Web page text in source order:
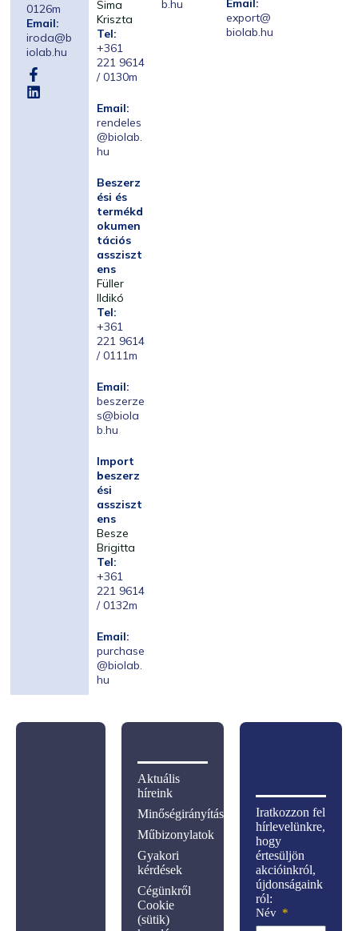
0126m
Email:
iroda@b
iolab.hu
Sima
Kriszta
Tel:
+361
221 9614
/ 0130m
Email:
rendeles
@biolab.
hu
Beszerz
ési és
termékd
okumen
tációs
assziszt
ens
Füller
Ildikó
Tel:
+361
221 9614
/ 0111m
Email:
beszerze
s@biola
b.hu
Import
beszerz
ési
assziszt
ens
Besze
Brigitta
Tel:
+361
221 9614
/ 0132m
Email:
purchase
@biolab.
hu
b.hu
Email:
export@
biolab.hu
Iratkozzon fel
hírlevelünkre,
hogy
értesüljön
akcióinkról,
újdonságaink
ról:
Név
Aktuális
híreink
Minőségirányítás
Műbizonylatok
Gyakori
kérdések
Cégünkről
Cookie
(sütik)